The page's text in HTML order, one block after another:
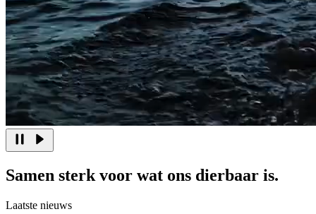
Samen sterk voor wat ons dierbaar is.
Laatste nieuws